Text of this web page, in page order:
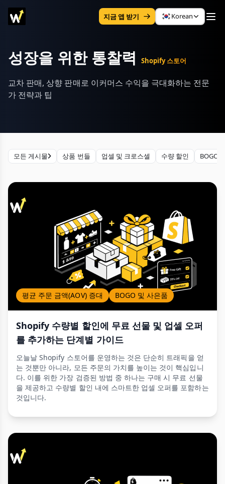
지금 앱 받기 Korean
성장을 위한 통찰력 Shopify 스토어
교차 판매, 상향 판매로 이커머스 수익을 극대화하는 전문
가 전략과 팁
모든 게시물 상품 번들 업셀 및 크로스셀 수량 할인 BOGO
평균 주문 금액(AOV) 증대 BOGO 및 사은품
Shopify 수량별 할인에 무료 선물 및 업셀 오퍼
를 추가하는 단계별 가이드
오늘날 Shopify 스토어를 운영하는 것은 단순히 트래픽을 얻
는 것뿐만 아니라, 모든 주문의 가치를 높이는 것이 핵심입니
다. 이를 위한 가장 검증된 방법 중 하나는 구매 시 무료 선물
을 제공하고 수량별 할인 내에 스마트한 업셀 오퍼를 포함하는
것입니다.